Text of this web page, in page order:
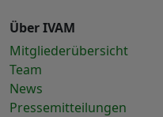
Über IVAM
Mitgliederübersicht
Team
News
Pressemitteilungen